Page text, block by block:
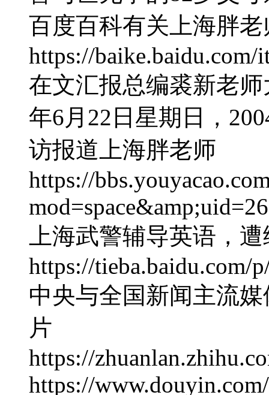
百度百科有关上海胖
https://baike.baidu.com/
在文汇报总编裘新老
年6月22日星期日，
访报道上海胖老师
https://
上海武警辅导英语，
https://tieba.baidu.com/
中央与全国新闻主流
片
https://
https://